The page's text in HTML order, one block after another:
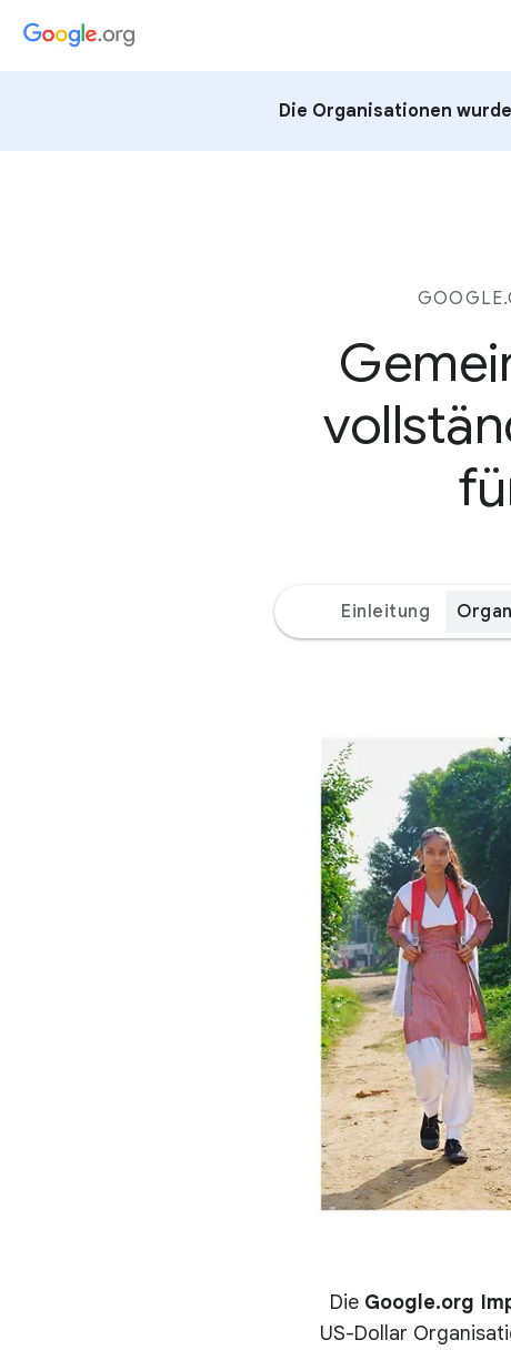
Die Organisationen
Einleitung
Die Google.org
US-Dollar